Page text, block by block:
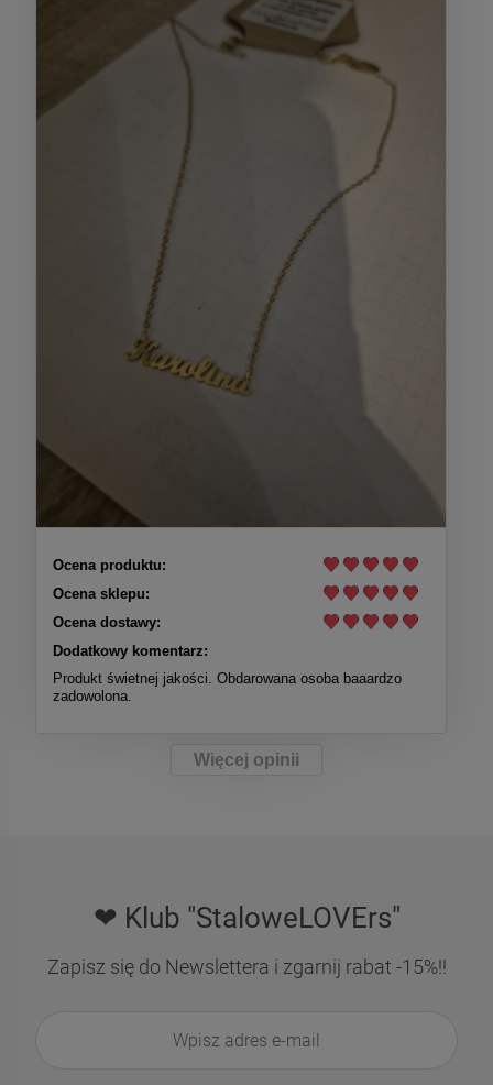
Ocena produktu:
Ocena sklepu:
Ocena dostawy:
Dodatkowy komentarz:
Produkt świetnej jakości. Obdarowana osoba baaardzo
zadowolona.
Więcej opinii
❤ Klub "StaloweLOVErs"
Zapisz się do Newslettera i zgarnij rabat -15%!!